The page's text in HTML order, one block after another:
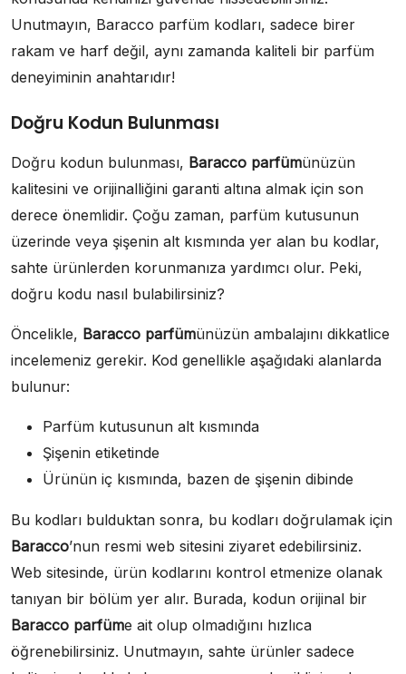
Unutmayın, Baracco parfüm kodları, sadece birer
rakam ve harf değil, aynı zamanda kaliteli bir parfüm
deneyiminin anahtarıdır!
Doğru Kodun Bulunması
Doğru kodun bulunması, Baracco parfümünüzün
kalitesini ve orijinalliğini garanti altına almak için son
derece önemlidir. Çoğu zaman, parfüm kutusunun
üzerinde veya şişenin alt kısmında yer alan bu kodlar,
sahte ürünlerden korunmanıza yardımcı olur. Peki,
doğru kodu nasıl bulabilirsiniz?
Öncelikle, Baracco parfümünüzün ambalajını dikkatlice
incelemeniz gerekir. Kod genellikle aşağıdaki alanlarda
bulunur:
Parfüm kutusunun alt kısmında
Şişenin etiketinde
Ürünün iç kısmında, bazen de şişenin dibinde
Bu kodları bulduktan sonra, bu kodları doğrulamak için
Baracco’nun resmi web sitesini ziyaret edebilirsiniz.
Web sitesinde, ürün kodlarını kontrol etmenize olanak
tanıyan bir bölüm yer alır. Burada, kodun orijinal bir
Baracco parfüme ait olup olmadığını hızlıca
öğrenebilirsiniz. Unutmayın, sahte ürünler sadece